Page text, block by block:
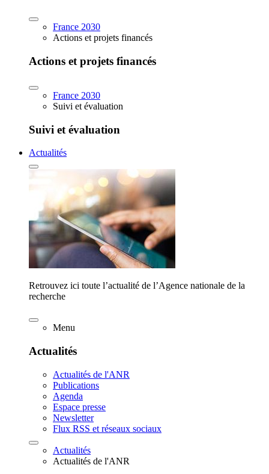
France 2030
Actions et projets financés
Actions et projets financés
France 2030
Suivi et évaluation
Suivi et évaluation
Actualités
Retrouvez ici toute l’actualité de l’Agence nationale de la
recherche
Menu
Actualités
Actualités de l'ANR
Publications
Agenda
Espace presse
Newsletter
Flux RSS et réseaux sociaux
Actualités
Actualités de l'ANR